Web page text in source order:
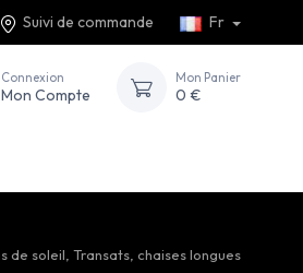
Suivi de commande Fr
Connexion
Mon Compte
Mon Panier
0 €
de soleil, Transats, chaises longues